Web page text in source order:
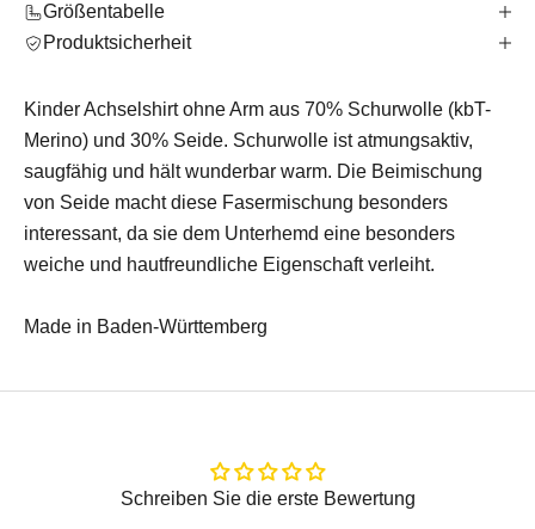
Größentabelle
Produktsicherheit
Kinder Achselshirt ohne Arm aus 70% Schurwolle (kbT-
Merino) und 30% Seide. Schurwolle ist atmungsaktiv,
saugfähig und hält wunderbar warm. Die Beimischung
von Seide macht diese Fasermischung besonders
interessant, da sie dem Unterhemd eine besonders
weiche und hautfreundliche Eigenschaft verleiht.
Made in Baden-Württemberg
Schreiben Sie die erste Bewertung